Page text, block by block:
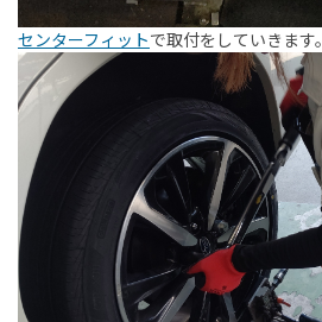
センターフィットで取付をしていきます。